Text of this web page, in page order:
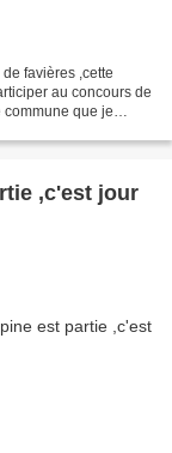
favières ,cette
au concours de
commune que je
,c'est jour